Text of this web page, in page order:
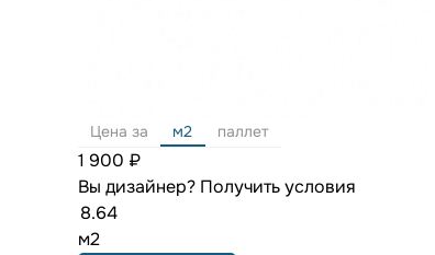
Цена за м2 паллет
1 900 ₽
Вы дизайнер? Получить условия
м2